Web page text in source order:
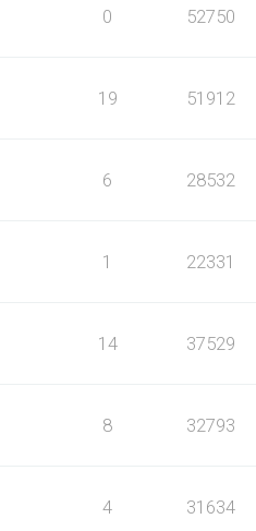
0 52750
19 51912
6 28532
1 22331
14 37529
8 32793
4 31634